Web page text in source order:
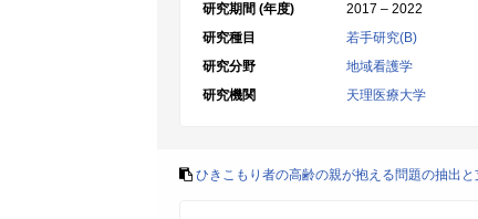
研究期間 (年度)
2017 – 2022
研究種目
若手研究(B)
研究分野
地域看護学
研究機関
天理医療大学
ひきこもり者の高齢の親が抱える問題の抽出